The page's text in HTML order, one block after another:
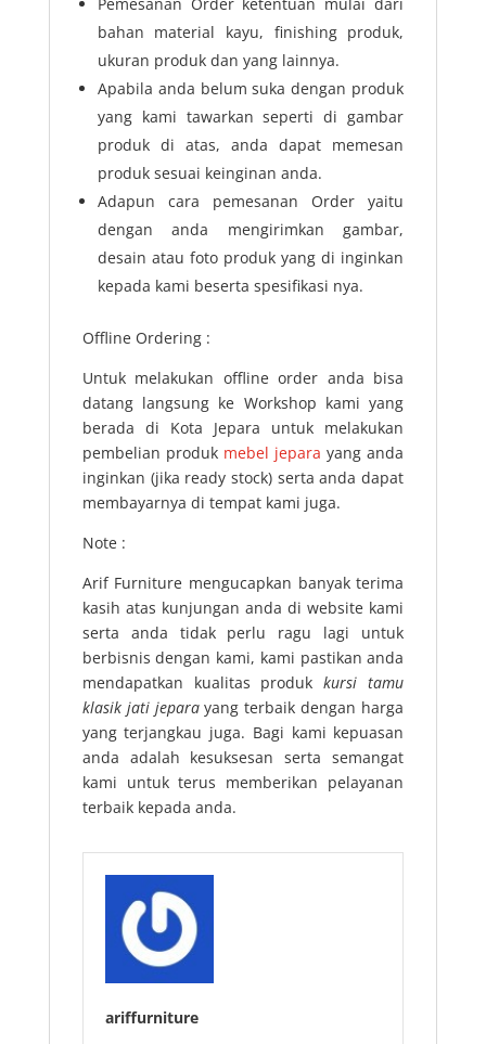
bahan material kayu, finishing produk,
ukuran produk dan yang lainnya.
Apabila anda belum suka dengan produk
yang kami tawarkan seperti di gambar
produk di atas, anda dapat memesan
produk sesuai keinginan anda.
Adapun cara pemesanan Order yaitu
dengan anda mengirimkan gambar,
desain atau foto produk yang di inginkan
kepada kami beserta spesifikasi nya.
Offline Ordering :
Untuk melakukan offline order anda bisa
datang langsung ke Workshop kami yang
berada di Kota Jepara untuk melakukan
pembelian produk mebel jepara yang anda
inginkan (jika ready stock) serta anda dapat
membayarnya di tempat kami juga.
Note :
Arif Furniture mengucapkan banyak terima
kasih atas kunjungan anda di website kami
serta anda tidak perlu ragu lagi untuk
berbisnis dengan kami, kami pastikan anda
mendapatkan kualitas produkkursi tamu
klasik jati jeparayang terbaik dengan harga
yang terjangkau juga. Bagi kami kepuasan
anda adalah kesuksesan serta semangat
kami untuk terus memberikan pelayanan
terbaik kepada anda.
ariffurniture